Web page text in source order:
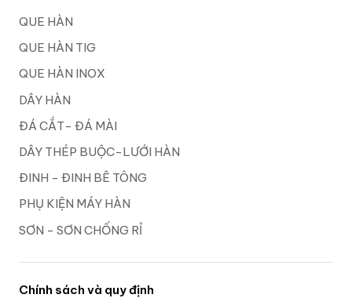
QUE HÀN
QUE HÀN TIG
QUE HÀN INOX
DÂY HÀN
ĐÁ CẮT- ĐÁ MÀI
DÂY THÉP BUỘC-LƯỚI HÀN
ĐINH - ĐINH BÊ TÔNG
PHỤ KIỆN MÁY HÀN
SƠN - SƠN CHỐNG RỈ
Chính sách và quy định